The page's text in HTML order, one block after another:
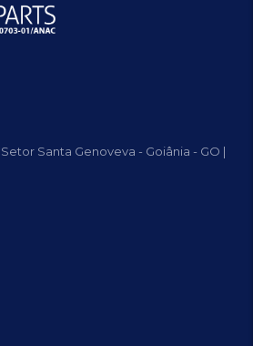
Santa Genoveva - Goiânia - GO |